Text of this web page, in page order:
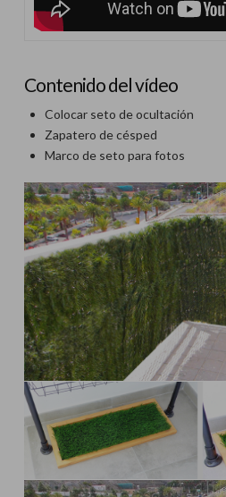
Contenido del vídeo
Colocar seto de ocultación
Zapatero de césped
Marco de seto para fotos